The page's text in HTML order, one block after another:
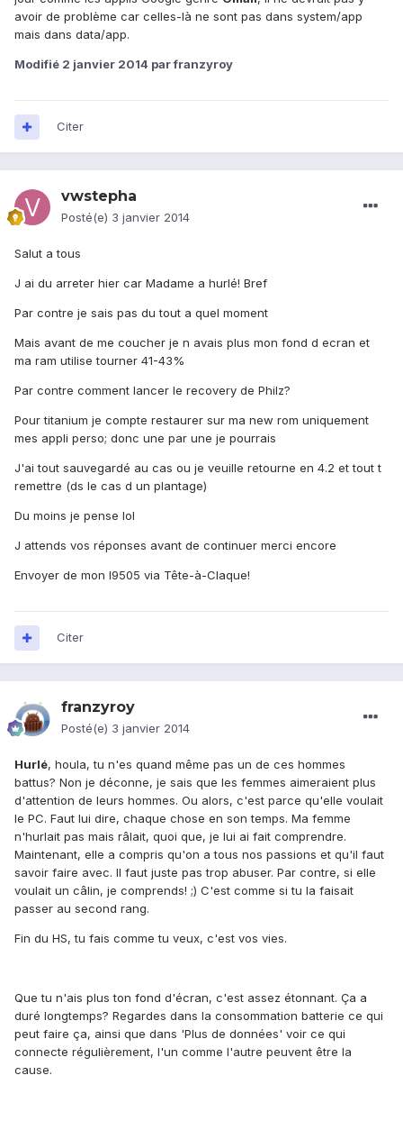
avoir de problème car celles-là ne sont pas dans system/app
mais dans data/app.
Modifié 2 janvier 2014 par franzyroy
Citer
vwstepha
Posté(e) 3 janvier 2014
Salut a tous
J ai du arreter hier car Madame a hurlé! Bref
Par contre je sais pas du tout a quel moment
Mais avant de me coucher je n avais plus mon fond d ecran et
ma ram utilise tourner 41-43%
Par contre comment lancer le recovery de Philz?
Pour titanium je compte restaurer sur ma new rom uniquement
mes appli perso; donc une par une je pourrais
J'ai tout sauvegardé au cas ou je veuille retourne en 4.2 et tout t
remettre (ds le cas d un plantage)
Du moins je pense lol
J attends vos réponses avant de continuer merci encore
Envoyer de mon I9505 via Tête-à-Claque!
Citer
franzyroy
Posté(e) 3 janvier 2014
Hurlé, houla, tu n'es quand même pas un de ces hommes
battus? Non je déconne, je sais que les femmes aimeraient plus
d'attention de leurs hommes. Ou alors, c'est parce qu'elle voulait
le PC. Faut lui dire, chaque chose en son temps. Ma femme
n'hurlait pas mais râlait, quoi que, je lui ai fait comprendre.
Maintenant, elle a compris qu'on a tous nos passions et qu'il faut
savoir faire avec. Il faut juste pas trop abuser. Par contre, si elle
voulait un câlin, je comprends! ;) C'est comme si tu la faisait
passer au second rang.
Fin du HS, tu fais comme tu veux, c'est vos vies.
Que tu n'ais plus ton fond d'écran, c'est assez étonnant. Ça a
duré longtemps? Regardes dans la consommation batterie ce qui
peut faire ça, ainsi que dans 'Plus de données' voir ce qui
connecte régulièrement, l'un comme l'autre peuvent être la
cause.